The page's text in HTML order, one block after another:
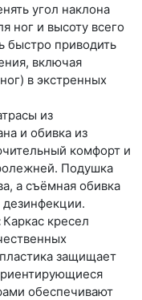
угол наклона
ног и высоту всего
быстро приводить
включая
в экстренных
из
и обивка из
комфорт и
Подушка
а съёмная обивка
дезинфекции.
Каркас кресел
защищает
обеспечивают